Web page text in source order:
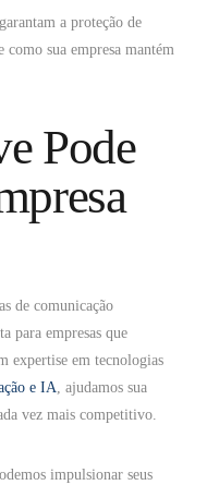
a proteção de
como sua empresa mantém
Pode
de comunicação
para empresas que
expertise em tecnologias
e IA, ajudamos sua
vez mais competitivo.
impulsionar seus